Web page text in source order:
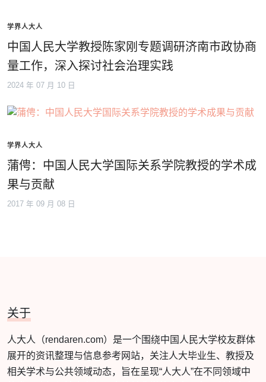
学界人大人
中国人民大学教授陈家刚专题调研济南市政协商
量工作，深入探讨社会治理实践
2024 年 07 月 10 日
学界人大人
蒲俜：中国人民大学国际关系学院教授的学术成
果与贡献
2017 年 09 月 08 日
关于
人大人（rendaren.com）是一个围绕中国人民大学校友群体
展开的资讯整理与信息参考网站，关注人大毕业生、教授及
相关学术与公共领域动态，旨在呈现“人大人”在不同领域中